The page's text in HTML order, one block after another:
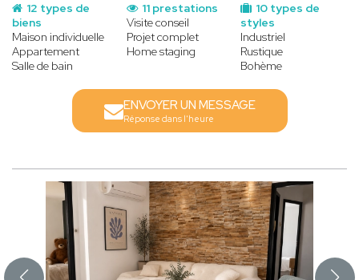
12 types de
biens
Maison individuelle
Appartement
Salle de bain
10 types de
styles
Industriel
Rustique
Bohème
11 prestations
Visite conseil
Projet complet
Home staging
ENVOYER UN MESSAGE
Réponse dans l'heure